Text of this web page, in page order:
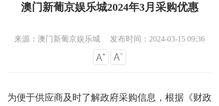
澳门新葡京娱乐城2024年3月采购优惠
来源：澳门新葡京娱乐城 发布时间：2024-03-15 09:36
为便于供应商及时了解政府采购信息，根据《财政